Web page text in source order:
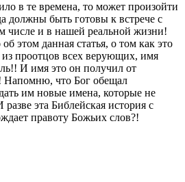
в те времена, то может произойти
должны быть готовы к встрече с
числе и в нашей реальной жизни!
этом данная статья, о том как это
проотцов всех верующих, имя
И имя это он получил от
Напомню, что Бог обещал
им новые имена, которые не
разве эта Библейская история с
правоту Божьих слов?!